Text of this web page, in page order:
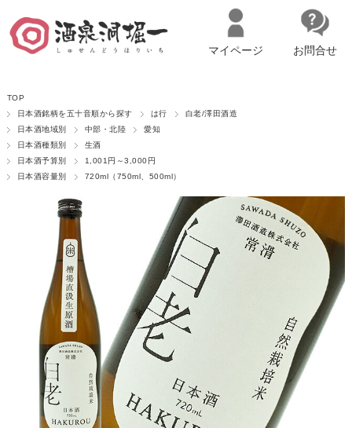
マイページへログイン
マイページ お問合せ
TOP
日本酒銘柄を五十音順から探す
は行
白老/澤田酒造
日本酒地域別
中部・北陸
愛知
日本酒種類別
生酒
日本酒予算別
1,001円～3,000円
日本酒容量別
720ml（750ml、500ml）